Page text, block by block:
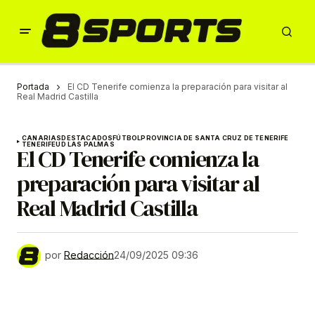
Portada
El CD Tenerife comienza la preparación para visitar al
Real Madrid Castilla
CANARIASDESTACADOSFÚTBOLPROVINCIA DE SANTA CRUZ DE TENERIFE
TENERIFEUD LAS PALMAS
El CD Tenerife comienza la
preparación para visitar al
Real Madrid Castilla
por Redacción24/09/2025 09:36